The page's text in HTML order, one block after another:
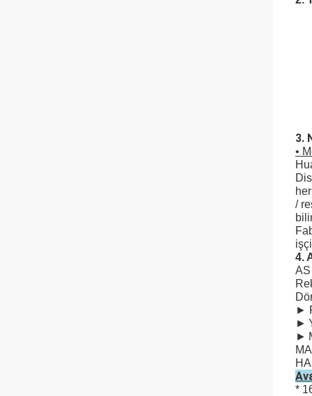
3.
•
/
4.
AS
►
►
►
*